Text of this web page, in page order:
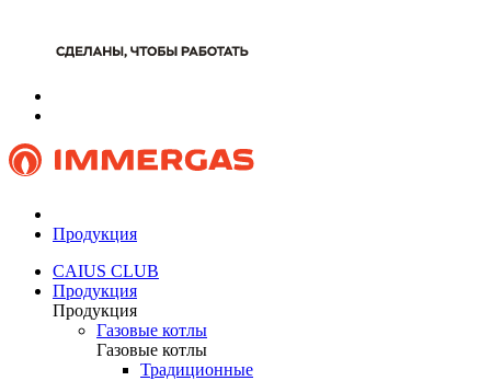
Продукция
CAIUS CLUB
Продукция
Продукция
Газовые котлы
Газовые котлы
Традиционные